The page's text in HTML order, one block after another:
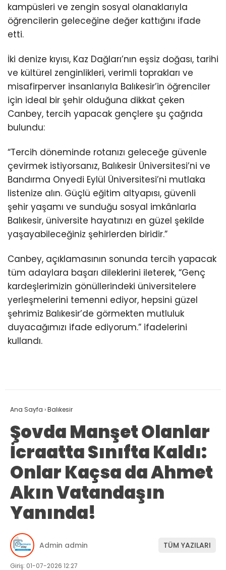
kampüsleri ve zengin sosyal olanaklarıyla
öğrencilerin geleceğine değer kattığını ifade
etti.
İki denize kıyısı, Kaz Dağları’nın eşsiz doğası, tarihi
ve kültürel zenginlikleri, verimli toprakları ve
misafirperver insanlarıyla Balıkesir’in öğrenciler
için ideal bir şehir olduğuna dikkat çeken
Canbey, tercih yapacak gençlere şu çağrıda
bulundu:
“Tercih döneminde rotanızı geleceğe güvenle
çevirmek istiyorsanız, Balıkesir Üniversitesi’ni ve
Bandırma Onyedi Eylül Üniversitesi’ni mutlaka
listenize alın. Güçlü eğitim altyapısı, güvenli
şehir yaşamı ve sunduğu sosyal imkânlarla
Balıkesir, üniversite hayatınızı en güzel şekilde
yaşayabileceğiniz şehirlerden biridir.”
Canbey, açıklamasının sonunda tercih yapacak
tüm adaylara başarı dileklerini ileterek, “Genç
kardeşlerimizin gönüllerindeki üniversitelere
yerleşmelerini temenni ediyor, hepsini güzel
şehrimiz Balıkesir’de görmekten mutluluk
duyacağımızı ifade ediyorum.” ifadelerini
kullandı.
Ana Sayfa ›Balıkesir
Şovda Manşet Olanlar
İcraatta Sınıfta Kaldı:
Onlar Kaçsa da Ahmet
Akın Vatandaşın
Yanında!
Admin admin TÜM YAZILARI
Giriş: 01-07-2026 12:27